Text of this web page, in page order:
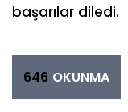
başarılar diledi.
646 OKUNMA